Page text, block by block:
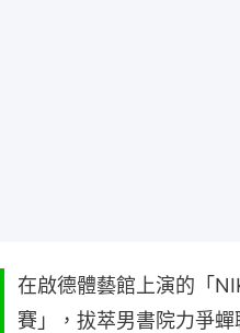
在啟德體藝館上演的「
賽」，拔萃男書院力爭